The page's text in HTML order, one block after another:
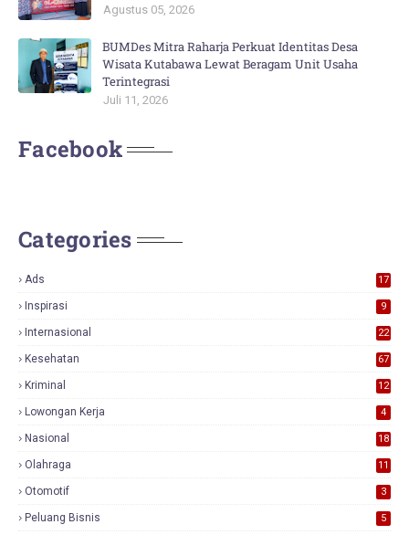
Agustus 05, 2026
BUMDes Mitra Raharja Perkuat Identitas Desa
Wisata Kutabawa Lewat Beragam Unit Usaha
Terintegrasi
Juli 11, 2026
Facebook
Categories
Ads
17
Inspirasi 9
Internasional 22
Kesehatan 67
Kriminal 12
Lowongan Kerja 4
Nasional
18
Olahraga 11
Otomotif 3
Peluang Bisnis 5